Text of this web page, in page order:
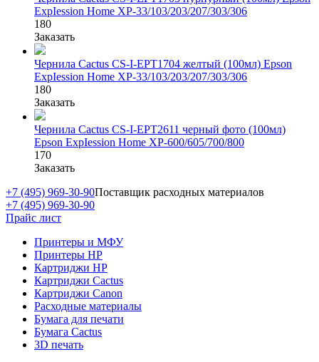
ExpIession Home XP-33/103/203/207/303/306
180
Заказать
Чернила Cactus CS-I-EPT1704 желтый (100мл) Epson
ExpIession Home XP-33/103/203/207/303/306
180
Заказать
Чернила Cactus CS-I-EPT2611 черный фото (100мл)
Epson ExpIession Home XP-600/605/700/800
170
Заказать
+7 (495) 969-30-90Поставщик расходных материалов
+7 (495) 969-30-90
Прайс лист
Принтеры и МФУ
Принтеры HP
Картриджи HP
Картриджи Cactus
Картриджи Canon
Расходные материалы
Бумага для печати
Бумага Cactus
3D печать